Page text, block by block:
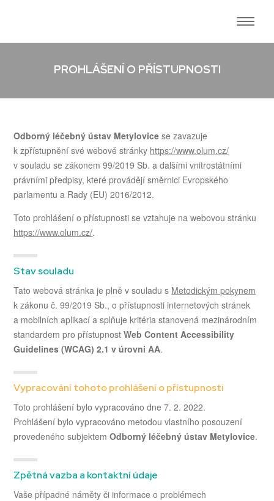
PROHLÁŠENÍ O PŘÍSTUPNOSTI
Odborný léčebný ústav Metylovice se zavazuje
k zpřístupnění své webové stránky https://www.olum.cz/
v souladu se zákonem 99/2019 Sb. a dalšími vnitrostátními
právními předpisy, které provádějí směrnici Evropského
parlamentu a Rady (EU) 2016/2012.
Toto prohlášení o přístupnosti se vztahuje na webovou stránku
https://www.olum.cz/.
Stav souladu
Tato webová stránka je plně v souladu s Metodickým pokynem
k zákonu č. 99/2019 Sb., o přístupnosti internetových stránek
a mobilních aplikací a splňuje kritéria stanovená mezinárodním
standardem pro přístupnostWeb Content Accessibility
Guidelines (WCAG) 2.1 v úrovni AA.
Vypracování tohoto prohlášení o přístupnosti
Toto prohlášení bylo vypracováno dne 7. 2. 2022.
Prohlášení bylo vypracováno metodou vlastního posouzení
provedeného subjektemOdborný léčebný ústav Metylovice.
Zpětná vazba a kontaktní údaje
Vaše případné náměty či informace o problémech